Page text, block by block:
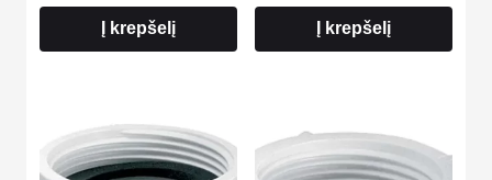
Į krepšelį Į krepšelį